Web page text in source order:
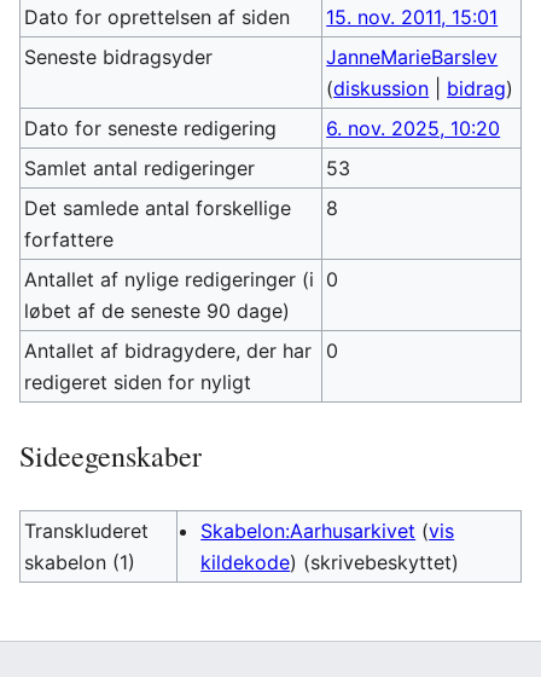
Dato for oprettelsen af siden
15. nov. 2011, 15:01
Seneste bidragsyder
JanneMarieBarslev
(diskussion bidrag)
Dato for seneste redigering
6. nov. 2025, 10:20
Samlet antal redigeringer
53
Det samlede antal forskellige
forfattere
8
Antallet af nylige redigeringer (i
løbet af de seneste 90 dage)
0
Antallet af bidragydere, der har
redigeret siden for nyligt
0
Sideegenskaber
Transkluderet
skabelon (1)
Skabelon:Aarhusarkivet (vis
kildekode) (skrivebeskyttet)